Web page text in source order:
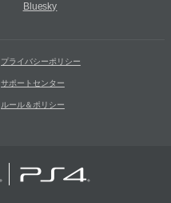
Bluesky
プライバシーポリシー
サポートセンター
ルール＆ポリシー